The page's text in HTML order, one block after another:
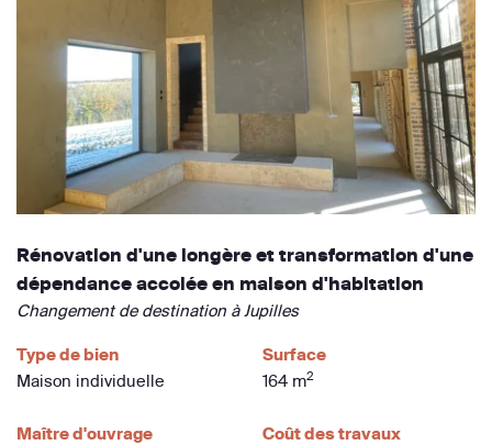
Rénovation d'une longère et transformation d'une
dépendance accolée en maison d'habitation
Changement de destination à Jupilles
Type de bien
Maison individuelle
Surface
164 m2
Maître d'ouvrage
Coût des travaux